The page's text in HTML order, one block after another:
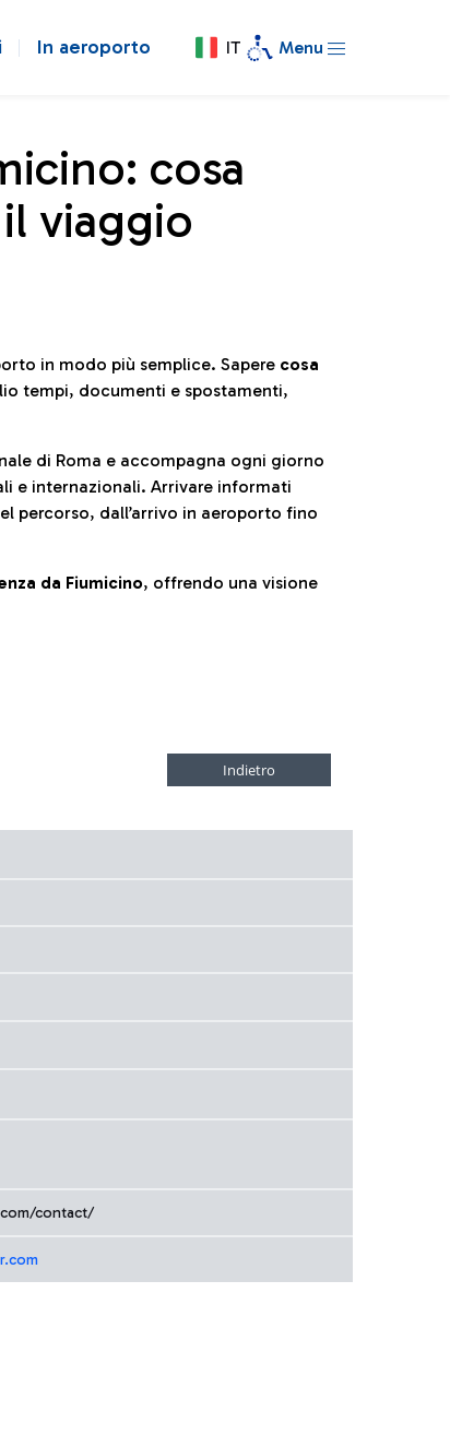
In aeroporto IT Menu
cosa
viaggio
in modo più semplice. Sapere cosa
tempi, documenti e spostamenti,
di Roma e accompagna ogni giorno
e internazionali. Arrivare informati
percorso, dall’arrivo in aeroporto fino
da Fiumicino, offrendo una visione
contact/